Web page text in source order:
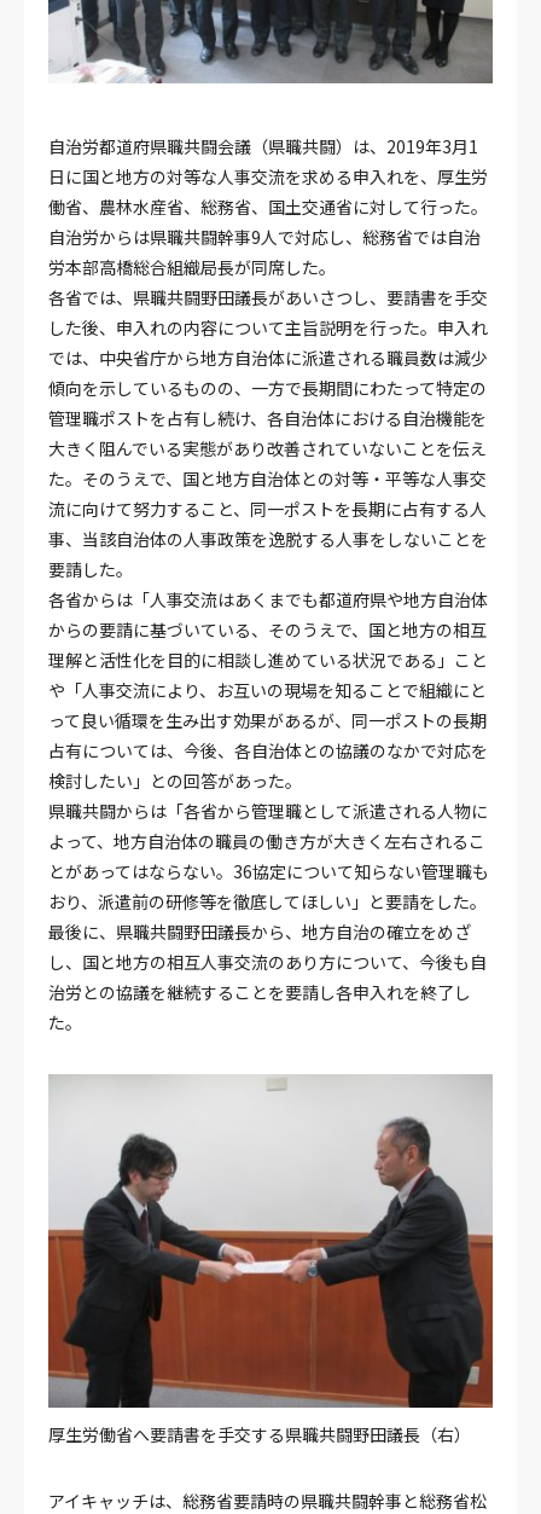
自治労都道府県職共闘会議（県職共闘）は、2019年3月1
日に国と地方の対等な人事交流を求める申入れを、厚生労
働省、農林水産省、総務省、国土交通省に対して行った。
自治労からは県職共闘幹事9人で対応し、総務省では自治
労本部高橋総合組織局長が同席した。
各省では、県職共闘野田議長があいさつし、要請書を手交
した後、申入れの内容について主旨説明を行った。申入れ
では、中央省庁から地方自治体に派遣される職員数は減少
傾向を示しているものの、一方で長期間にわたって特定の
管理職ポストを占有し続け、各自治体における自治機能を
大きく阻んでいる実態があり改善されていないことを伝え
た。そのうえで、国と地方自治体との対等・平等な人事交
流に向けて努力すること、同一ポストを長期に占有する人
事、当該自治体の人事政策を逸脱する人事をしないことを
要請した。
各省からは「人事交流はあくまでも都道府県や地方自治体
からの要請に基づいている、そのうえで、国と地方の相互
理解と活性化を目的に相談し進めている状況である」こと
や「人事交流により、お互いの現場を知ることで組織にと
って良い循環を生み出す効果があるが、同一ポストの長期
占有については、今後、各自治体との協議のなかで対応を
検討したい」との回答があった。
県職共闘からは「各省から管理職として派遣される人物に
よって、地方自治体の職員の働き方が大きく左右されるこ
とがあってはならない。36協定について知らない管理職も
おり、派遣前の研修等を徹底してほしい」と要請をした。
最後に、県職共闘野田議長から、地方自治の確立をめざ
し、国と地方の相互人事交流のあり方について、今後も自
治労との協議を継続することを要請し各申入れを終了し
た。
厚生労働省へ要請書を手交する県職共闘野田議長（右）
アイキャッチは、総務省要請時の県職共闘幹事と総務省松